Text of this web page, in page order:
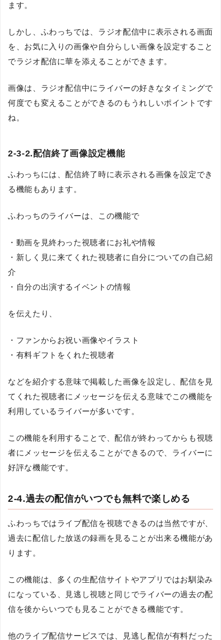
ます。
しかし、ふわっちでは、ラジオ配信中に表示される画面
を、お気に入りの画像や自分らしい画像を設定すること
でラジオ配信に華を添えることができます。
画像は、ラジオ配信中にライバーの好きなタイミングで
何度でも変えることができるのもうれしいポイントです
ね。
2-3-2.配信終了画像設定機能
ふわっちには、配信終了時に表示される画像を設定でき
る機能もあります。
ふわっちのライバーは、この機能で
・動画を見終わった視聴者にお礼や情報
・新しく見に来てくれた視聴者に自分についての自己紹
介
・自分の出演するイベントの情報
を伝えたり、
・ファンからお祝い画像やイラスト
・有料ギフトをくれた視聴者
などを紹介する意味で掲載した画像を設定し、配信を見
てくれた視聴者にメッセージを伝える意味でこの機能を
利用しているライバーが多いです。
この機能を利用することで、配信が終わってからも視聴
者にメッセージを伝えることができるので、ライバーに
好評な機能です。
2-4.過去の配信がいつでも無料で楽しめる
ふわっちではライブ配信を視聴できるのは当然ですが、
過去に配信した放送の録画を見ることが出来る機能があ
ります。
この機能は、多くの生配信サイトやアプリではお馴染み
になっている、見逃し視聴と同じでライバーの過去の配
信を後からいつでも見ることができる機能です。
他のライブ配信サービスでは、見逃し配信が有料だった